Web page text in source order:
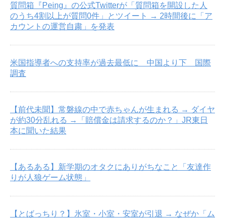
質問箱『Peing』の公式Twitterが「質問箱を開設した人
のうち4割以上が質問0件」とツイート → 2時間後に「ア
カウントの運営自粛」を発表
米国指導者への支持率が過去最低に 中国より下 国際
調査
【前代未聞】常磐線の中で赤ちゃんが生まれる → ダイヤ
が約30分乱れる →「賠償金は請求するのか？」JR東日
本に聞いた結果
【あるある】新学期のオタクにありがちなこと「友達作
りが人狼ゲーム状態」
【とばっちり？】氷室・小室・安室が引退 → なぜか「ム